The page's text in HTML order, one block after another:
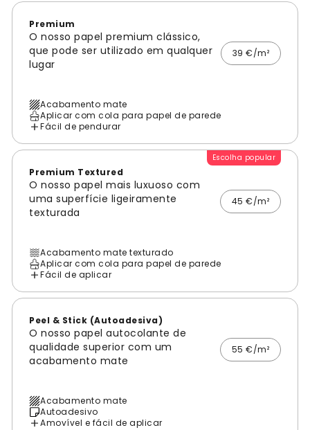
Premium
O nosso papel premium clássico,
que pode ser utilizado em qualquer
lugar
39 €/m²
Acabamento mate
Aplicar com cola para papel de parede
Fácil de pendurar
Escolha popular
Premium Textured
O nosso papel mais luxuoso com
uma superfície ligeiramente
texturada
45 €/m²
Acabamento mate texturado
Aplicar com cola para papel de parede
Fácil de aplicar
Peel & Stick (Autoadesiva)
O nosso papel autocolante de
qualidade superior com um
acabamento mate
55 €/m²
Acabamento mate
Autoadesivo
Amovível e fácil de aplicar